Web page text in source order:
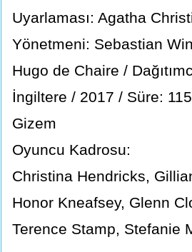
Uyarlaması: Agatha
Yönetmeni: Sebastian
Hugo de Chaire /
İngiltere / 2017 / Süre:
Gizem
Oyuncu Kadrosu:
Christina Hendricks,
Honor Kneafsey, Glenn
Terence Stamp, Stefanie